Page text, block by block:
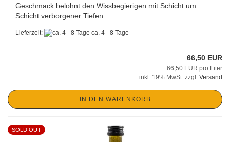
Geschmack belohnt den Wissbegierigen mit Schicht um
Schicht verborgener Tiefen.
Lieferzeit: ca. 4 - 8 Tage
66,50 EUR
66,50 EUR pro Liter
inkl. 19% MwSt. zzgl. Versand
IN DEN WARENKORB
SOLD OUT